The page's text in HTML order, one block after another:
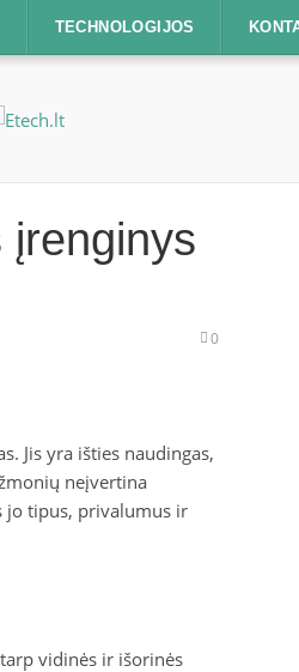
TECHNOLOGIJOS
įrenginys
0
Jis yra išties naudingas,
neįvertina
jo tipus, privalumus ir
vidinės ir išorinės